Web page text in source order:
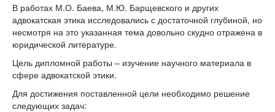
В работах М.О. Баева, М.Ю. Барщевского и других
адвокатская этика исследовались с достаточной глубиной, но
несмотря на это указанная тема довольно скудно отражена в
юридической литературе.
Цель дипломной работы – изучение научного материала в
сфере адвокатской этики.
Для достижения поставленной цели необходимо решение
следующих задач: